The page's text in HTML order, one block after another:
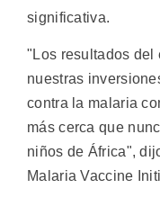
significativa.
"Los resultados del
nuestras
contra la malaria
más cerca que
niños de África",
Malaria Vaccine